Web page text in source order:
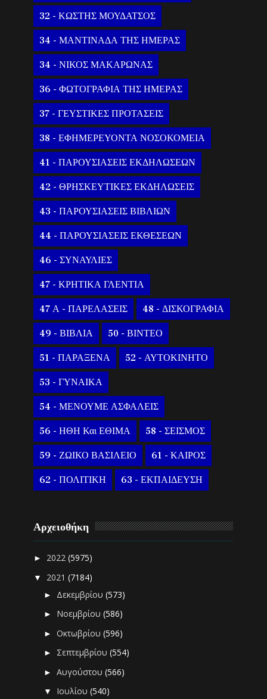
32 - ΚΩΣΤΗΣ ΜΟΥΔΑΤΣΟΣ
34 - ΜΑΝΤΙΝΑΔΑ ΤΗΣ ΗΜΕΡΑΣ
34 - ΝΙΚΟΣ ΜΑΚΑΡΩΝΑΣ
36 - ΦΩΤΟΓΡΑΦΙΑ ΤΗΣ ΗΜΕΡΑΣ
37 - ΓΕΥΣΤΙΚΕΣ ΠΡΟΤΑΣΕΙΣ
38 - ΕΦΗΜΕΡΕΥΟΝΤΑ ΝΟΣΟΚΟΜΕΙΑ
41 - ΠΑΡΟΥΣΙΑΣΕΙΣ ΕΚΔΗΛΩΣΕΩΝ
42 - ΘΡΗΣΚΕΥΤΙΚΕΣ ΕΚΔΗΛΩΣΕΙΣ
43 - ΠΑΡΟΥΣΙΑΣΕΙΣ ΒΙΒΛΙΩΝ
44 - ΠΑΡΟΥΣΙΑΣΕΙΣ ΕΚΘΕΣΕΩΝ
46 - ΣΥΝΑΥΛΙΕΣ
47 - ΚΡΗΤΙΚΑ ΓΛΕΝΤΙΑ
47 Α - ΠΑΡΕΛΑΣΕΙΣ 48 - ΔΙΣΚΟΓΡΑΦΙΑ
49 - ΒΙΒΛΙΑ 50 - ΒΙΝΤΕΟ
51 - ΠΑΡΑΞΕΝΑ 52 - ΑΥΤΟΚΙΝΗΤΟ
53 - ΓΥΝΑΙΚΑ
54 - ΜΕΝΟΥΜΕ ΑΣΦΑΛΕΙΣ
56 - ΗΘΗ Και ΕΘΙΜΑ 58 - ΣΕΙΣΜΟΣ
59 - ΖΩΙΚΟ ΒΑΣΙΛΕΙΟ 61 - ΚΑΙΡΟΣ
62 - ΠΟΛΙΤΙΚΗ 63 - ΕΚΠΑΙΔΕΥΣΗ
Αρχειοθήκη
► 2022(5975)
▼ 2021(7184)
► Δεκεμβρίου(573)
► Νοεμβρίου(586)
►Οκτωβρίου(596)
► Σεπτεμβρίου(554)
►Αυγούστου(566)
▼ Ιουλίου(540)